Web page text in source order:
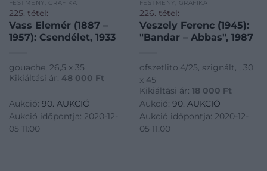
FESTMÉNY, GRAFIKA
225. tétel:
Vass Elemér (1887 –
1957): Csendélet, 1933
gouache, 26,5 x 35
Kikiáltási ár: 48 000 Ft
Aukció: 90. AUKCIÓ
Aukció időpontja: 2020-12-
05 11:00
FESTMÉNY, GRAFIKA
226. tétel:
Veszely Ferenc (1945):
"Bandar – Abbas", 1987
ofszetlito,4/25, szignált, , 30
x 45
Kikiáltási ár: 18 000 Ft
Aukció: 90. AUKCIÓ
Aukció időpontja: 2020-12-
05 11:00